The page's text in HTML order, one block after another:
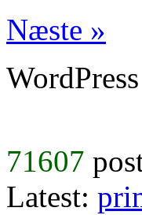
Næste »
71607
Latest: